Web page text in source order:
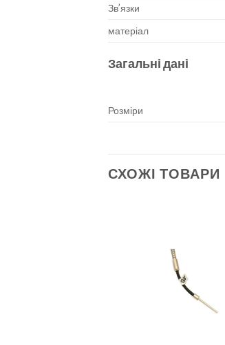
Зв’язки
матеріал
Загальні дані
Розміри
СХОЖІ ТОВАРИ